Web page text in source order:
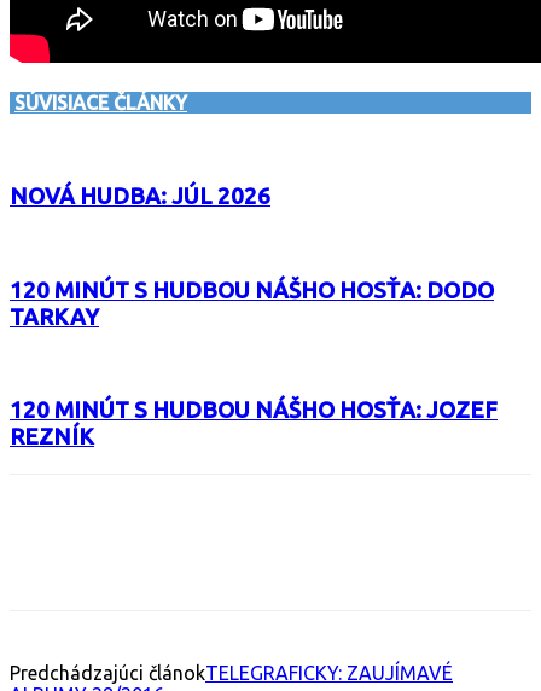
SÚVISIACE ČLÁNKY
NOVÁ HUDBA: JÚL 2026
120 MINÚT S HUDBOU NÁŠHO HOSŤA: DODO
TARKAY
120 MINÚT S HUDBOU NÁŠHO HOSŤA: JOZEF
REZNÍK
Predchádzajúci článokTELEGRAFICKY: ZAUJÍMAVÉ